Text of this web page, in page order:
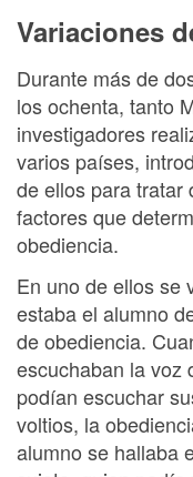
Variaciones
Durante más de
los ochenta, tanto
investigadores
varios países,
de ellos para tratar
factores que
obediencia.
En uno de ellos se
estaba el alumno
de obediencia.
escuchaban la voz
podían escuchar
voltios, la
alumno se hallaba